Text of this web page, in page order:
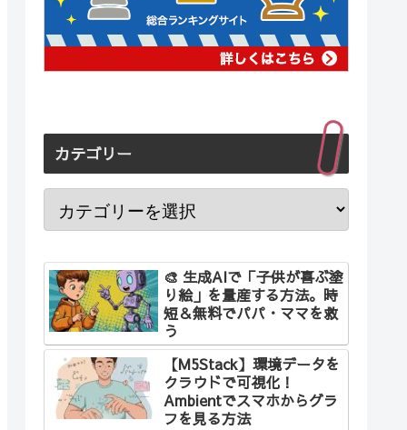
カテゴリー
🎨 生成AIで「子供が喜ぶ塗
り絵」を量産する方法。時
短＆無料でパパ・ママを救
う
【M5Stack】環境データを
クラウドで可視化！
Ambientでスマホからグラ
フを見る方法